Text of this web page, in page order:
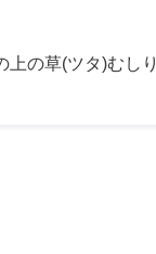
上の草(ツタ)むしり